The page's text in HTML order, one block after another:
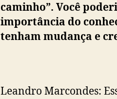
caminho”. Você
importância do
tenham mudança e
Leandro Marcondes: